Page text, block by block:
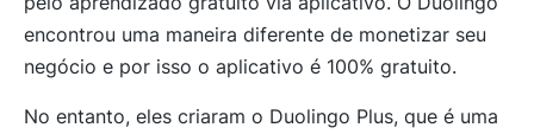
encontrou uma maneira diferente de monetizar seu
negócio e por isso o aplicativo é 100% gratuito.
No entanto, eles criaram o Duolingo Plus, que é uma